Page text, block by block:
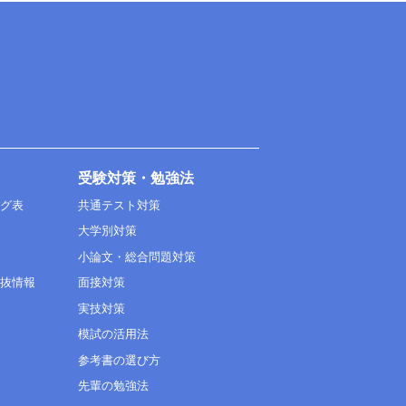
表
情報
受験対策・勉強法
共通テスト対策
大学別対策
小論文・総合問題対策
面接対策
実技対策
模試の活用法
参考書の選び方
先輩の勉強法